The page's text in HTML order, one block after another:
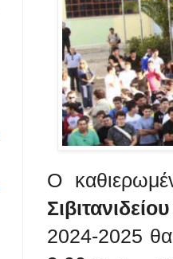
Ο
2024-2025